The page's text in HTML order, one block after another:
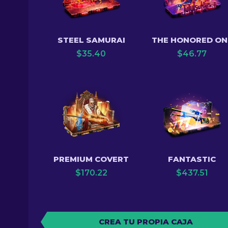
STEEL SAMURAI
$35.40
THE HONORED
$46.77
PREMIUM COVERT
$170.22
FANTASTIC
$437.51
CREA TU PROPIA CAJA